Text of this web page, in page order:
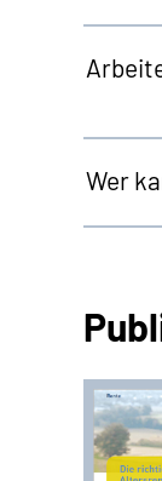
Wer